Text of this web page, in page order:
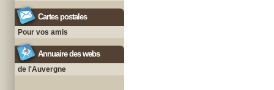
Cartes postales
Pour vos amis
Annuaire des webs
de l'Auvergne